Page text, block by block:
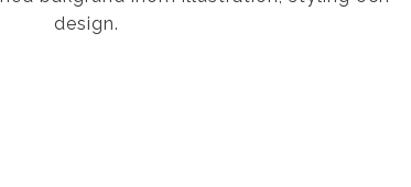
design.